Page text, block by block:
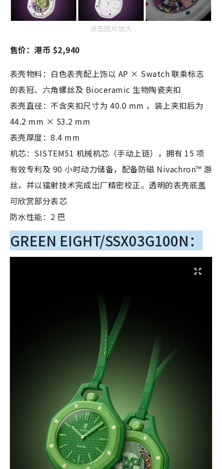
点击图片放大
售价：港币 $2,940
表壳物料：白色表壳配上饰以 AP × Swatch 联乘标志
的表冠、六角螺丝及 Bioceramic 生物陶瓷夹扣
表壳直径：不含夹扣尺寸为 40.0 mm ，装上夹扣后为
44.2 mm × 53.2 mm
表壳厚度：8.4 mm
机芯：SISTEM51 机械机芯（手动上链），拥有 15 项
有效专利及 90 小时动力储备，配备防磁 Nivachron™ 游
丝，并以镭射技术完成出厂精密校正。透明的表壳底盖
可欣赏部分表芯
防水性能：2 巴
GREEN EIGHT/SSX03G100N：